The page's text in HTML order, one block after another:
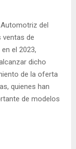
del
ventas de
el 2023,
dicho
de la oferta
quienes han
de modelos